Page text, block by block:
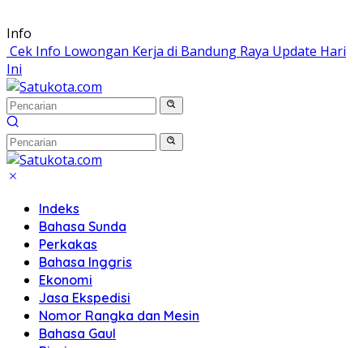
Langsung
ke
konten
Info
Cek Info Lowongan Kerja di Bandung Raya Update Hari
Ini
Indeks
Bahasa Sunda
Perkakas
Bahasa Inggris
Ekonomi
Jasa Ekspedisi
Nomor Rangka dan Mesin
Bahasa Gaul